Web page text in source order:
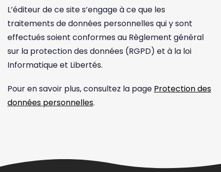
L’éditeur de ce site s’engage à ce que les
traitements de données personnelles qui y sont
effectués soient conformes au Règlement général
sur la protection des données (RGPD) et à la loi
Informatique et Libertés.
Pour en savoir plus, consultez la page Protection des
données personnelles.